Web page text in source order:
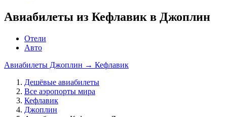
Авиабилеты из Кефлавик в Джоплин
Отели
Авто
Авиабилеты Джоплин → Кефлавик
Дешёвые авиабилеты
Все аэропорты мира
Кефлавик
Джоплин